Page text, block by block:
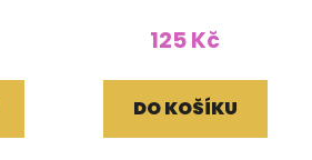
125 Kč
DO KOŠÍKU